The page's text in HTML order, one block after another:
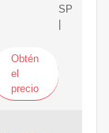
SP
Obtén
el
precio